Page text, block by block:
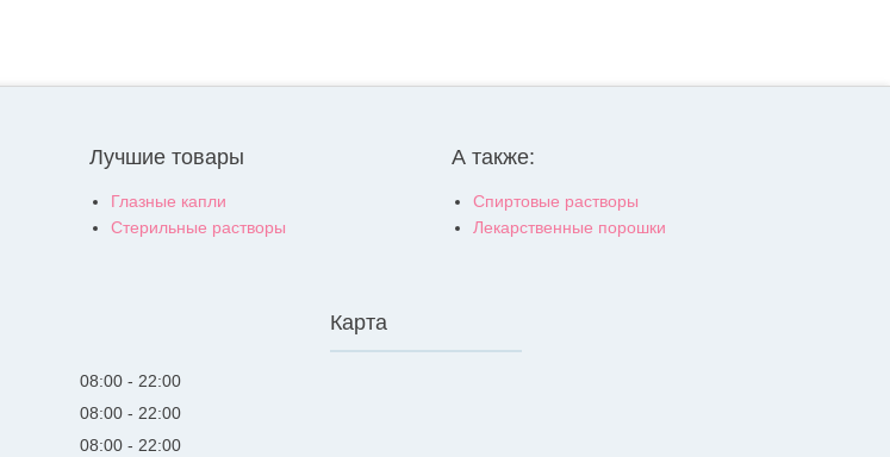
Лучшие товары
Глазные капли
Стерильные растворы
А также:
Спиртовые растворы
Лекарственные порошки
08:00
22:00
08:00
22:00
08:00
22:00
Карта